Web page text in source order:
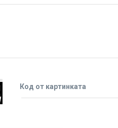
Код от картинката